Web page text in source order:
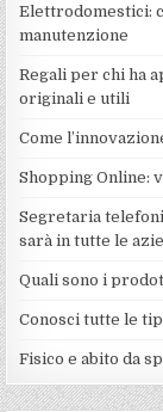
Elettrodomestici:
manutenzione
Regali per chi ha
originali e utili
Come
Shopping Online:
Segretaria
sarà in tutte le
Quali sono i
Conosci tutte le
Fisico e abito da